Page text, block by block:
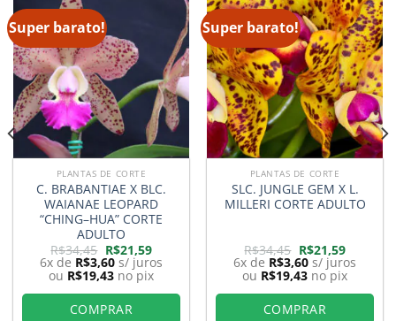
Super barato!
PLANTAS DE CORTE
C. BRABANTIAE X BLC.
WAIANAE LEOPARD
“CHING–HUA” CORTE
ADULTO
R$34,45 O
preço
original
era:
R$34,45.
R$21,59O
preço
atual
é:
R$21,59.
6x de R$3,60 s/ juros
ou R$19,43 no pix
COMPRAR
Super barato!
PLANTAS DE CORTE
SLC. JUNGLE GEM X L.
MILLERI CORTE ADULTO
R$34,45 O
preço
original
era:
R$34,45.
R$21,59O
preço
atual
é:
R$21,59.
6x de R$3,60 s/ juros
ou R$19,43 no pix
COMPRAR